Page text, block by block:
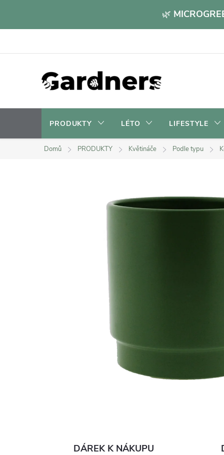
🌿
PRODUKTY LÉTO LIFESTYLE
Domů PRODUKTY Květináče Podle typu
DÁREK K NÁKUPU